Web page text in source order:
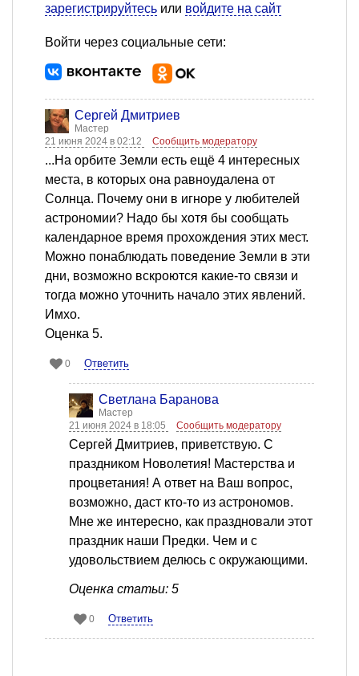
зарегистрируйтесь или войдите на сайт
Войти через социальные сети:
Сергей Дмитриев
Мастер
21 июня 2024 в 02:12
Сообщить модератору
...На орбите Земли есть ещё 4 интересных
места, в которых она равноудалена от
Солнца. Почему они в игноре у любителей
астрономии? Надо бы хотя бы сообщать
календарное время прохождения этих мест.
Можно понаблюдать поведение Земли в эти
дни, возможно вскроются какие-то связи и
тогда можно уточнить начало этих явлений.
Имхо.
Оценка 5.
0 Ответить
Светлана Баранова
Мастер
21 июня 2024 в 18:05
Сообщить модератору
Сергей Дмитриев, приветствую. С
праздником Новолетия! Мастерства и
процветания! А ответ на Ваш вопрос,
возможно, даст кто-то из астрономов.
Мне же интересно, как праздновали этот
праздник наши Предки. Чем и с
удовольствием делюсь с окружающими.
Оценка статьи: 5
0 Ответить